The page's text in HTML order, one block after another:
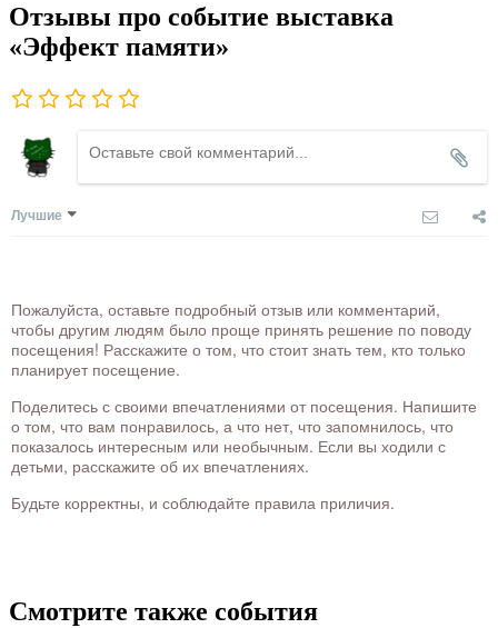
Отзывы про событие выставка
«Эффект памяти»
Лучшие
Пожалуйста, оставьте подробный отзыв или комментарий,
чтобы другим людям было проще принять решение по поводу
посещения! Расскажите о том, что стоит знать тем, кто только
планирует посещение.
Поделитесь с своими впечатлениями от посещения. Напишите
о том, что вам понравилось, а что нет, что запомнилось, что
показалось интересным или необычным. Если вы ходили с
детьми, расскажите об их впечатлениях.
Будьте корректны, и соблюдайте правила приличия.
Смотрите также события